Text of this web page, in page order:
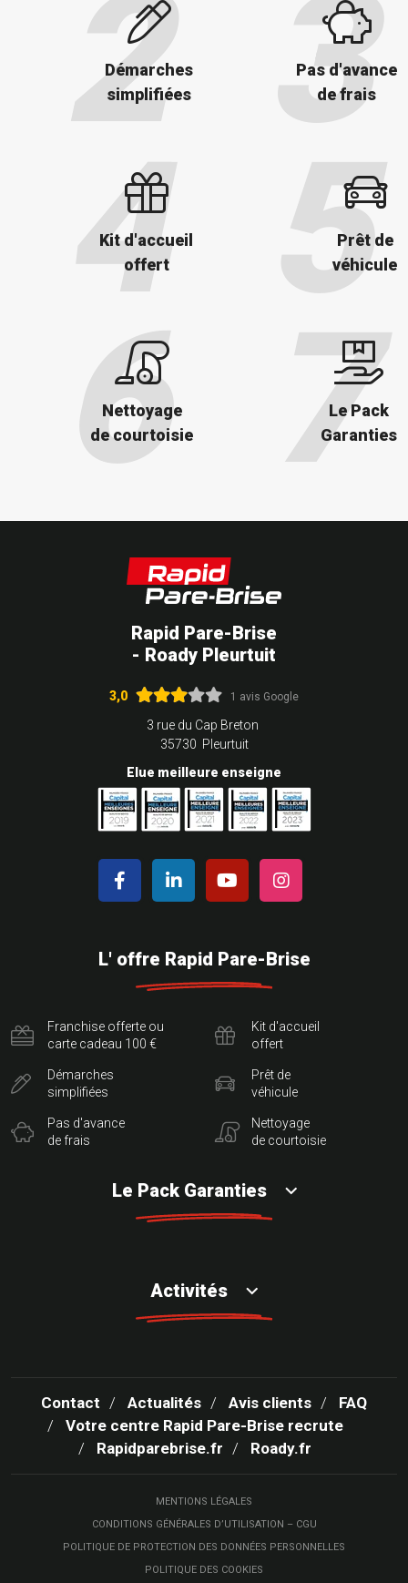
Démarches
simplifiées
Pas d'avance
de frais
Kit d'accueil
offert
Prêt de
véhicule
Nettoyage
de courtoisie
Le Pack
Garanties
Rapid Pare-Brise
- Roady Pleurtuit
3,0 1 avis Google
3 rue du Cap Breton
35730 Pleurtuit
Elue meilleure enseigne
L' offre Rapid Pare-Brise
Franchise offerte ou
carte cadeau 100 €
Démarches
simplifiées
Pas d'avance
de frais
Kit d'accueil
offert
Prêt de
véhicule
Nettoyage
de courtoisie
Le Pack Garanties
Activités
Contact Actualités Avis clients
FAQ
Votre centre Rapid Pare-Brise recrute
Rapidparebrise.fr
Roady.fr
MENTIONS LÉGALES
CONDITIONS GÉNÉRALES D’UTILISATION – CGU
POLITIQUE DE PROTECTION DES DONNÉES PERSONNELLES
POLITIQUE DES COOKIES